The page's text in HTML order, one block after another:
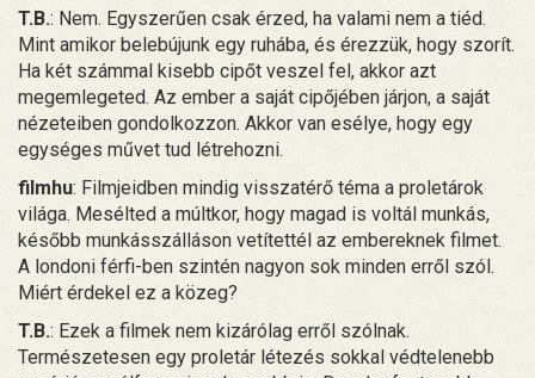
T.B.: Nem. Egyszerűen csak érzed, ha valami nem a tiéd.
Mint amikor belebújunk egy ruhába, és érezzük, hogy szorít.
Ha két számmal kisebb cipőt veszel fel, akkor azt
megemlegeted. Az ember a saját cipőjében járjon, a saját
nézeteiben gondolkozzon. Akkor van esélye, hogy egy
egységes művet tud létrehozni.
filmhu: Filmjeidben mindig visszatérő téma a proletárok
világa. Mesélted a múltkor, hogy magad is voltál munkás,
később munkásszálláson vetítettél az embereknek filmet.
A londoni férfi-ben szintén nagyon sok minden erről szól.
Miért érdekel ez a közeg?
T.B.: Ezek a filmek nem kizárólag erről szólnak.
Természetesen egy proletár létezés sokkal védtelenebb